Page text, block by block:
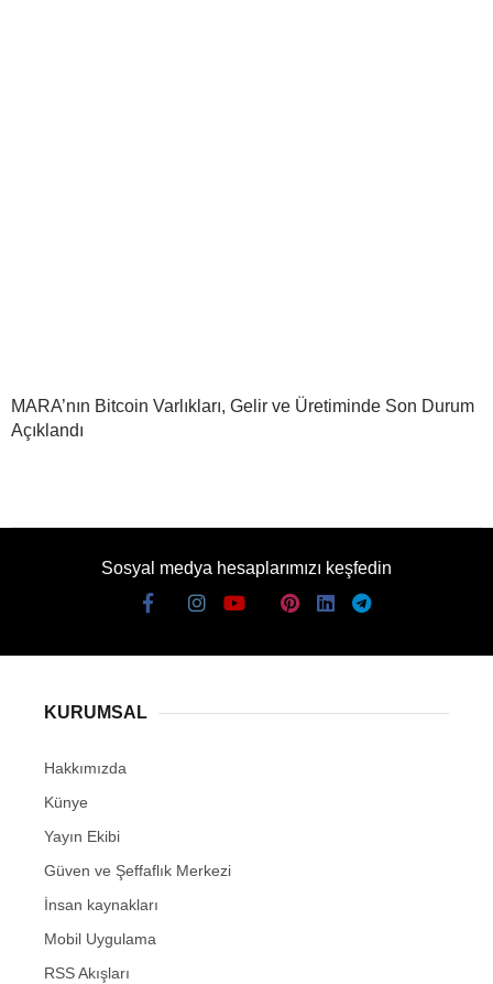
MARA’nın Bitcoin Varlıkları, Gelir ve Üretiminde Son Durum
Açıklandı
Sosyal medya hesaplarımızı keşfedin
KURUMSAL
Hakkımızda
Künye
Yayın Ekibi
Güven ve Şeffaflık Merkezi
İnsan kaynakları
Mobil Uygulama
RSS Akışları